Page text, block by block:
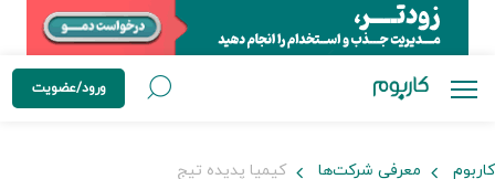
ورود/عضویت
کاربوم معرفی شرکت‌ها کیمیا پدیده تیج